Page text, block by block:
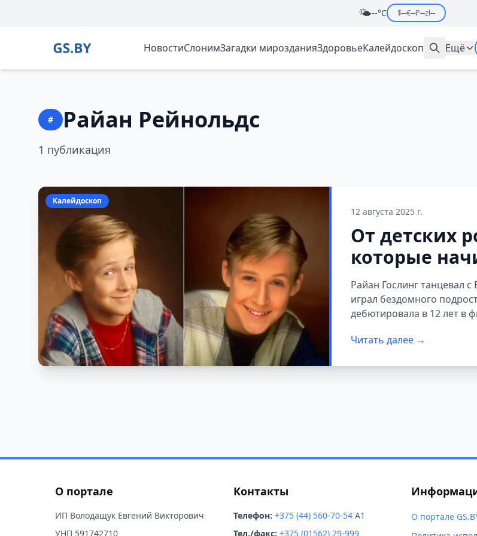
🌤️--°C $--€--₽--zł--
НовостиСлонимЗагадки мирозданияЗдоровьеКалейдоскоп Ещё
# Райан Рейнольдс
1 публикация
Калейдоскоп
12 августа 2025 г.
От детских
которые
возрасте
Райан Гослинг танцевал
играл бездомного
дебютировала в 12 лет в
Читать далее →
О портале
ИП Володащук Евгений Викторович
УНП 591742710
Контакты
Телефон: +375 (44) 560-70-54A1
Тел./факс: +375 (01562) 29-999
О портале